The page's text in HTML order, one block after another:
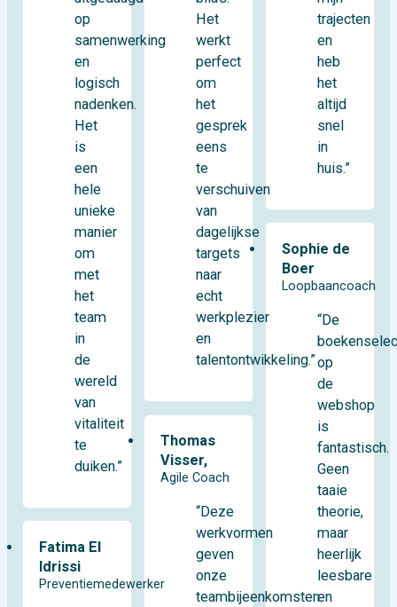
op
samenwerking
en
logisch
nadenken.
Het
is
een
hele
unieke
manier
om
met
het
team
in
de
wereld
van
vitaliteit
te
duiken.”
Fatima El
Idrissi
Preventiemedewerker
Het
werkt
perfect
om
het
gesprek
eens
te
verschuiven
van
dagelijkse
targets
naar
echt
werkplezier
en
talentontwikkeling.”
Thomas
Visser,
Agile Coach
“Deze
werkvormen
geven
onze
teambijeenkomsten
trajecten
en
heb
het
altijd
snel
in
huis.”
Sophie de
Boer
Loopbaancoach
“De
op
de
webshop
is
fantastisch.
Geen
taaie
theorie,
maar
heerlijk
leesbare
en